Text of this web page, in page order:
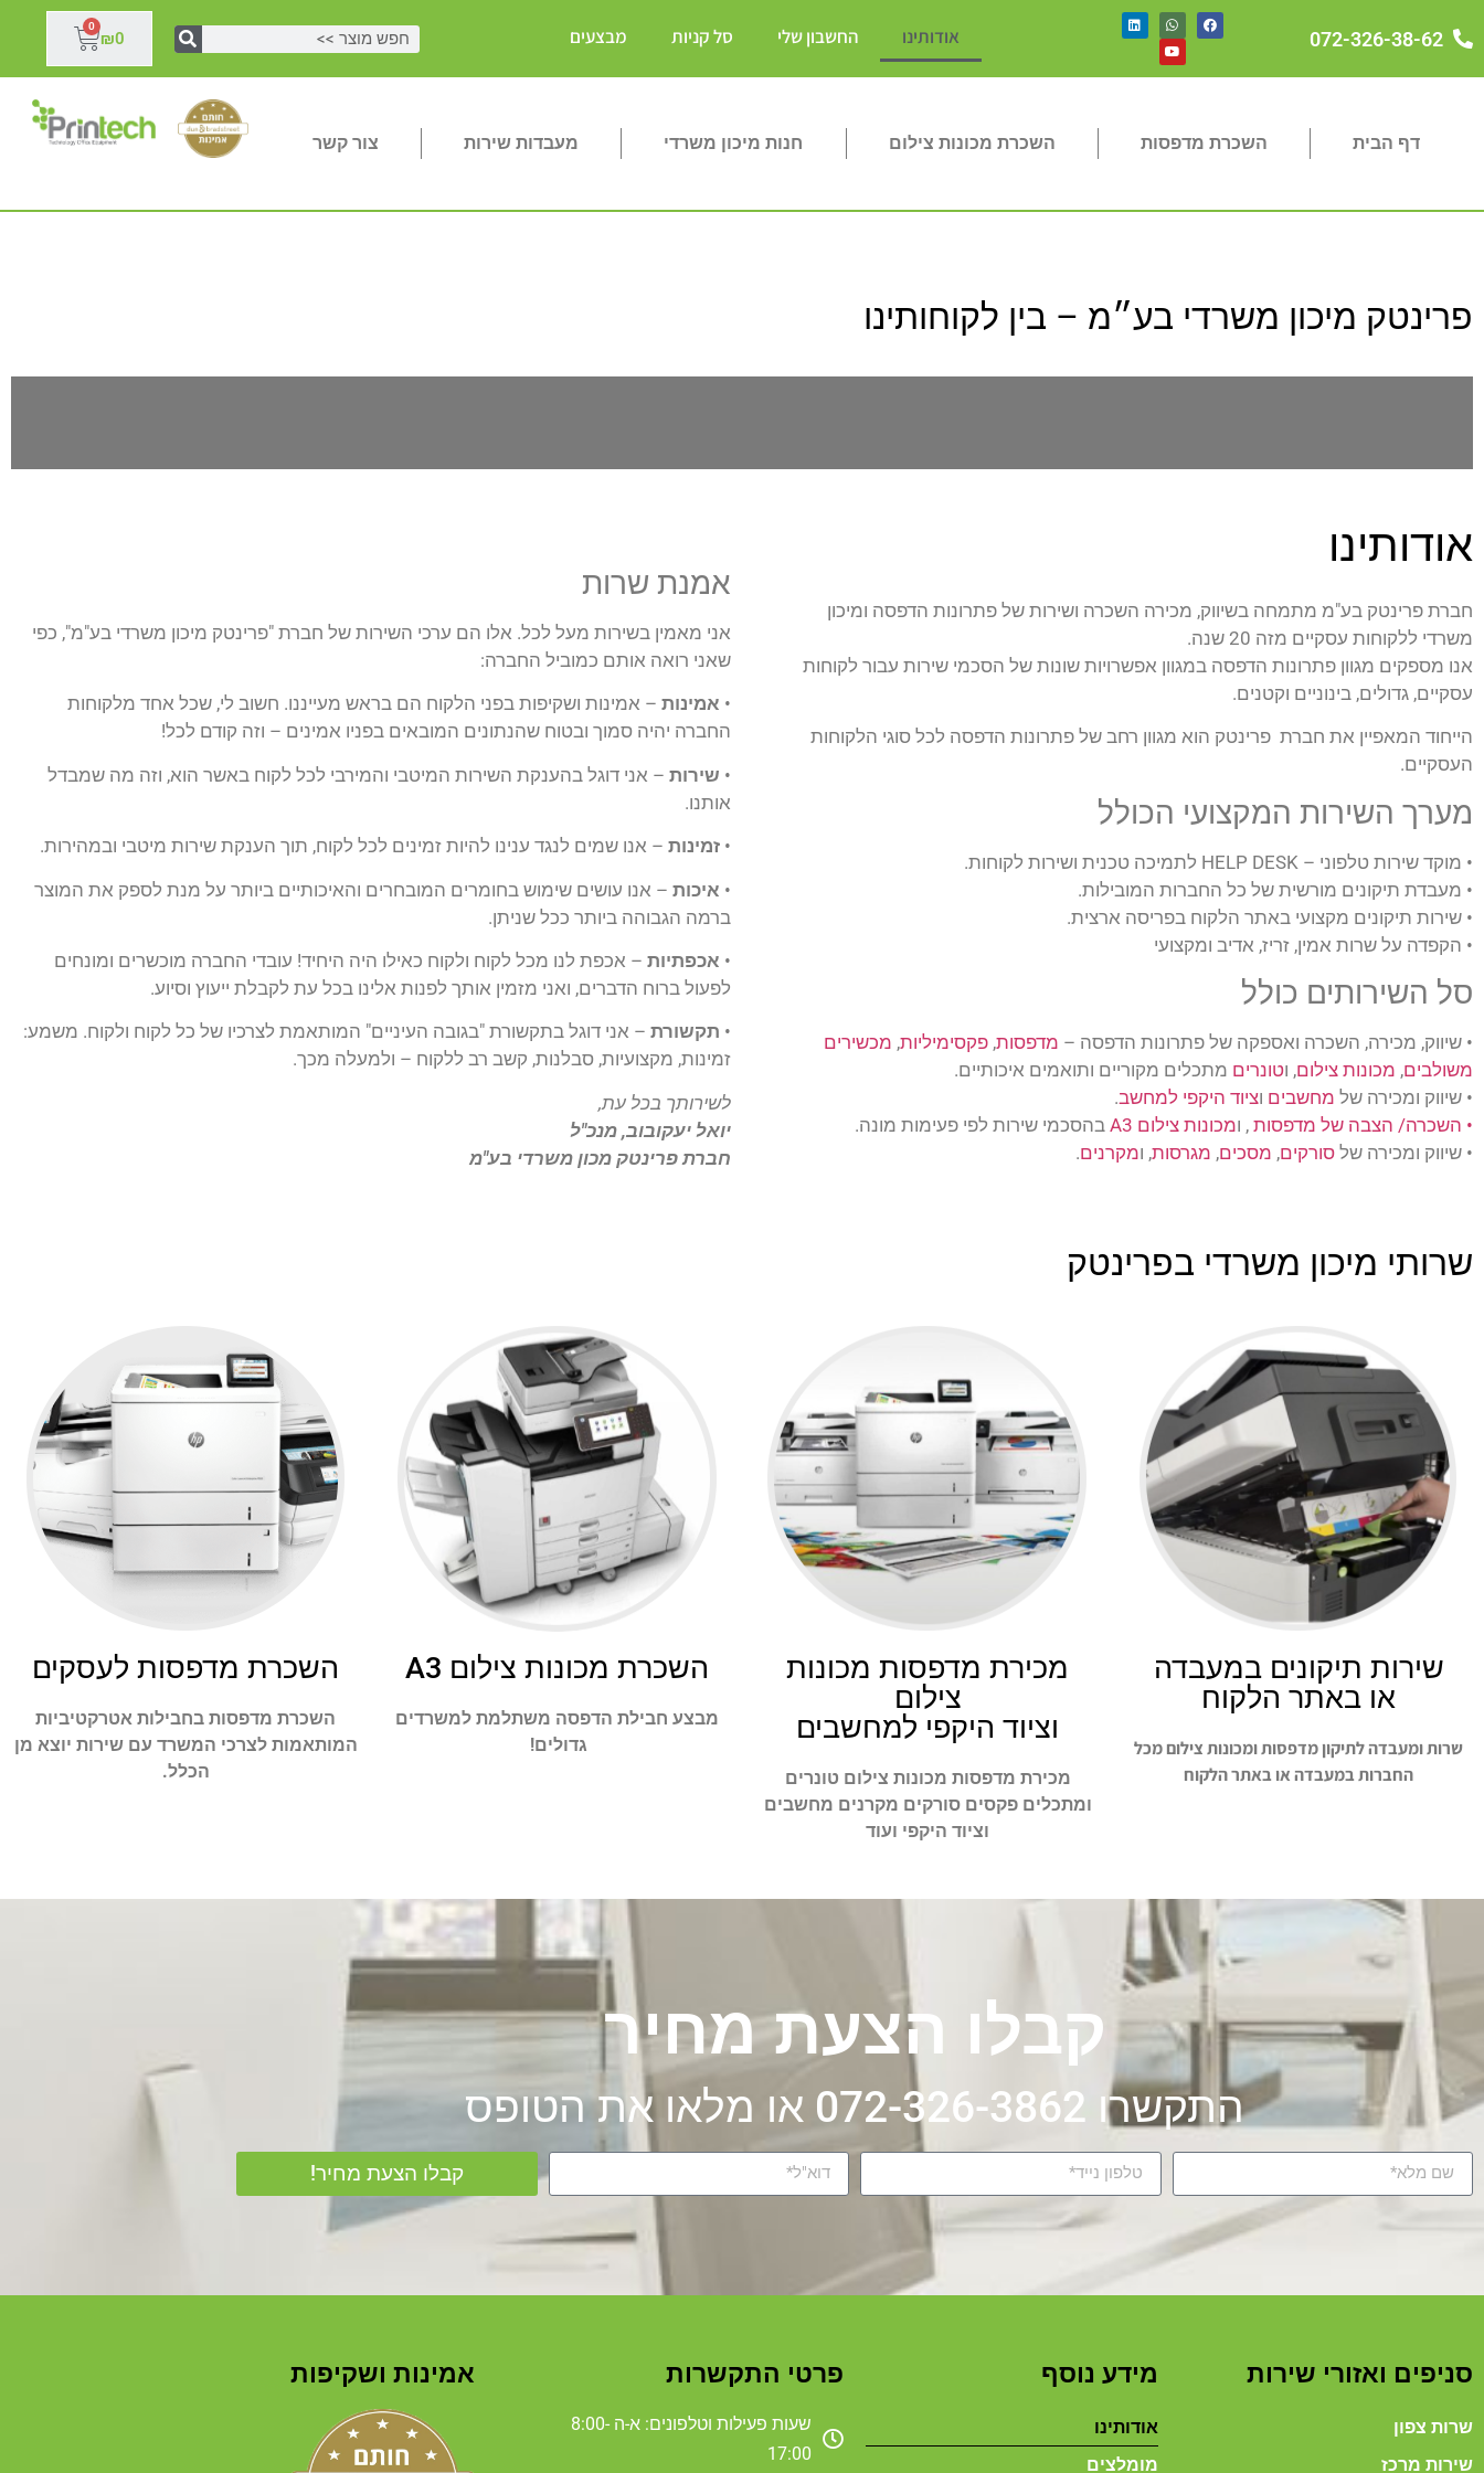
072-326-38-62 אודותינו החשבון שלי סל קניות מבצעים ₪0
0
דף הבית השכרת מדפסות השכרת מכונות צילום חנות מיכון משרדי מעבדות שירות צור קשר
פרינטק מיכון משרדי בע״מ – בין לקוחותינו
אודותינו
חברת פרינטק בע"מ מתמחה בשיווק, מכירה השכרה ושירות של פתרונות הדפסה ומיכון
משרדי ללקוחות עסקיים מזה 20 שנה.
אנו מספקים מגוון פתרונות הדפסה במגוון אפשרויות שונות של הסכמי שירות עבור לקוחות
עסקיים, גדולים, בינוניים וקטנים.
הייחוד המאפיין את חברת פרינטק הוא מגוון רחב של פתרונות הדפסה לכל סוגי הלקוחות
העסקיים.
מערך השירות המקצועי הכולל
• מוקד שירות טלפוני – HELP DESK לתמיכה טכנית ושירות לקוחות.
• מעבדת תיקונים מורשית של כל החברות המובילות.
• שירות תיקונים מקצועי באתר הלקוח בפריסה ארצית.
• הקפדה על שרות אמין, זריז, אדיב ומקצועי
סל השירותים כולל
• שיווק, מכירה, השכרה ואספקה של פתרונות הדפסה – מדפסות, פקסימיליות, מכשירים
משולבים, מכונות צילום, וטונרים מתכלים מקוריים ותואמים איכותיים.
• שיווק ומכירה של מחשבים וציוד היקפי למחשב.
• השכרה/ הצבה של מדפסות , ומכונות צילום A3
בהסכמי שירות לפי פעימות מונה.
• שיווק ומכירה של סורקים, מסכים, מגרסות, ומקרנים.
אמנת שרות
אני מאמין בשירות מעל לכל. אלו הם ערכי השירות של חברת "פרינטק מיכון משרדי בע"מ", כפי
שאני רואה אותם כמוביל החברה:
• אמינות – אמינות ושקיפות בפני הלקוח הם בראש מעייננו. חשוב לי, שכל אחד מלקוחות
החברה יהיה סמוך ובטוח שהנתונים המובאים בפניו אמינים – וזה קודם לכל!
• שירות – אני דוגל בהענקת השירות המיטבי והמירבי לכל לקוח באשר הוא, וזה מה שמבדל
אותנו.
• זמינות – אנו שמים לנגד ענינו להיות זמינים לכל לקוח, תוך הענקת שירות מיטבי ובמהירות.
• איכות – אנו עושים שימוש בחומרים המובחרים והאיכותיים ביותר על מנת לספק את המוצר
ברמה הגבוהה ביותר ככל שניתן.
• אכפתיות – אכפת לנו מכל לקוח ולקוח כאילו היה היחיד! עובדי החברה מוכשרים ומונחים
לפעול ברוח הדברים, ואני מזמין אותך לפנות אלינו בכל עת לקבלת ייעוץ וסיוע.
• תקשורת – אני דוגל בתקשורת "בגובה העיניים" המותאמת לצרכיו של כל לקוח ולקוח. משמע:
זמינות, מקצועיות, סבלנות, קשב רב ללקוח – ולמעלה מכך.
לשירותך בכל עת,
יואל יעקובוב, מנכ"ל
חברת פרינטק מכון משרדי בע"מ
שרותי מיכון משרדי בפרינטק
שירות תיקונים במעבדה
או באתר הלקוח
שרות ומעבדה לתיקון מדפסות ומכונות צילום מכל
החברות במעבדה או באתר הלקוח
מכירת מדפסות מכונות
צילום
וציוד היקפי למחשבים
מכירת מדפסות מכונות צילום טונרים
ומתכלים פקסים סורקים מקרנים מחשבים
וציוד היקפי ועוד
השכרת מכונות צילום A3
מבצע חבילת הדפסה משתלמת למשרדים
גדולים!
השכרת מדפסות לעסקים
השכרת מדפסות בחבילות אטרקטיביות
המותאמות לצרכי המשרד עם שירות יוצא מן
הכלל.
קבלו הצעת מחיר
התקשרו 072-326-3862 או מלאו את הטופס
קבלו הצעת מחיר!
סניפים ואזורי שירות
שרות צפון
שירות מרכז
מידע נוסף
אודותינו
מומלצים
פרטי התקשרות
שעות פעילות וטלפונים: א-ה 8:00-
17:00
אמינות ושקיפות